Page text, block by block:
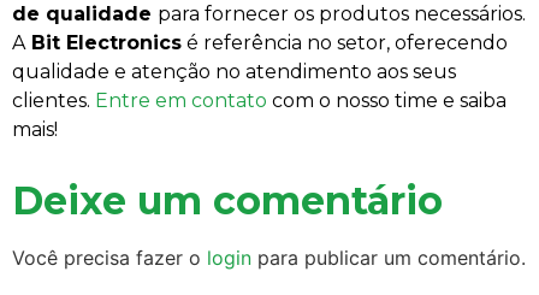
de qualidade para fornecer os produtos necessários.
ABit Electronics é referência no setor, oferecendo
qualidade e atenção no atendimento aos seus
clientes. Entre em contato com o nosso time e saiba
mais!
Deixe um comentário
Você precisa fazer o login para publicar um comentário.